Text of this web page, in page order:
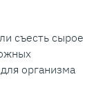
съесть сырое
организма